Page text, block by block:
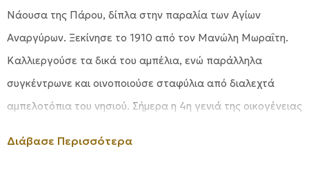
Νάουσα της Πάρου, δίπλα στην παραλία των Αγίων
Αναργύρων. Ξεκίνησε το 1910 από τον Μανώλη Μωραΐτη.
Καλλιεργούσε τα δικά του αμπέλια, ενώ παράλληλα
συγκέντρωνε και οινοποιούσε σταφύλια από διαλεχτά
αμπελοτόπια του νησιού. Σήμερα η 4η γενιά της οικογένειας
Διάβασε Περισσότερα